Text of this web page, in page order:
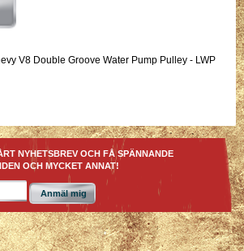
V8 Double Groove Water Pump Pulley - LWP
NYHETSBREV OCH FÅ SPÄNNANDE
OCH MYCKET ANNAT!
Anmäl mig